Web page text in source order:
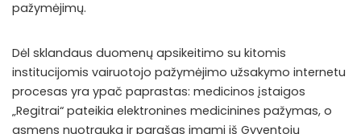
pažymėjimų.
Dėl sklandaus duomenų apsikeitimo su kitomis
institucijomis vairuotojo pažymėjimo užsakymo internetu
procesas yra ypač paprastas: medicinos įstaigos
„Regitrai“ pateikia elektronines medicinines pažymas, o
asmens nuotrauka ir parašas imami iš Gyventojų